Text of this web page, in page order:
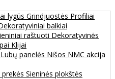
lygūs Grindjuostės Profiliai
balkiai
raštuoti Dekoratyvinės
Klijai
Lubų panelės Nišos NMC akcija
Sieninės plokštės